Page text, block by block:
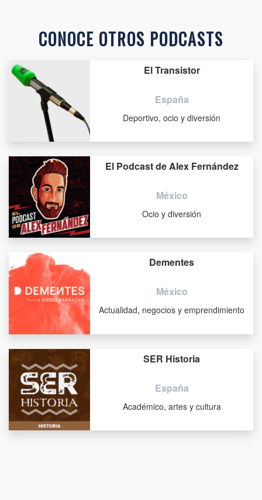
CONOCE OTROS PODCASTS
El Transistor
España
Deportivo, ocio y diversión
El Podcast de Alex Fernández
México
Ocio y diversión
Dementes
México
Actualidad, negocios y emprendimiento
SER Historia
España
Académico, artes y cultura